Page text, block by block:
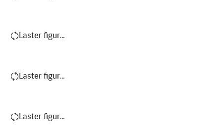
Laster figur…
Laster figur…
Laster figur…